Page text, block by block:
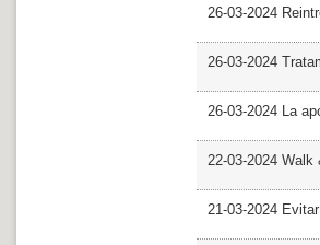
26-03-2024
26-03-2024
26-03-2024 La
22-03-2024 Walk
21-03-2024